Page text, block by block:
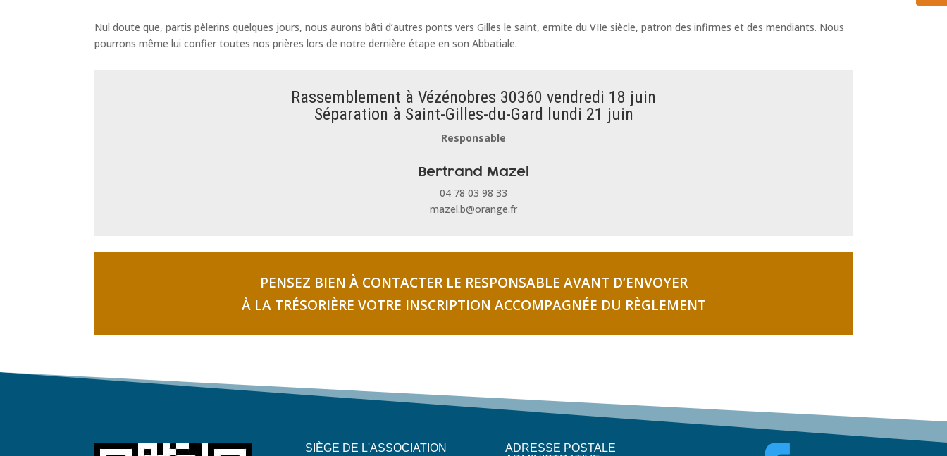
Nul doute que, partis pèlerins quelques jours, nous aurons bâti d’autres ponts vers Gilles le saint, ermite du VIIe siècle, patron des infirmes et des mendiants. Nous
pourrons même lui confier toutes nos prières lors de notre dernière étape en son Abbatiale.
Rassemblement à Vézénobres 30360 vendredi 18 juin
Séparation à Saint-Gilles-du-Gard lundi 21 juin
Responsable
Bertrand Mazel
04 78 03 98 33
mazel.b@orange.fr
PENSEZ BIEN À CONTACTER LE RESPONSABLE AVANT D’ENVOYER
À LA TRÉSORIÈRE VOTRE INSCRIPTION ACCOMPAGNÉE DU RÈGLEMENT
SIÈGE DE L'ASSOCIATION
ADRESSE POSTALE